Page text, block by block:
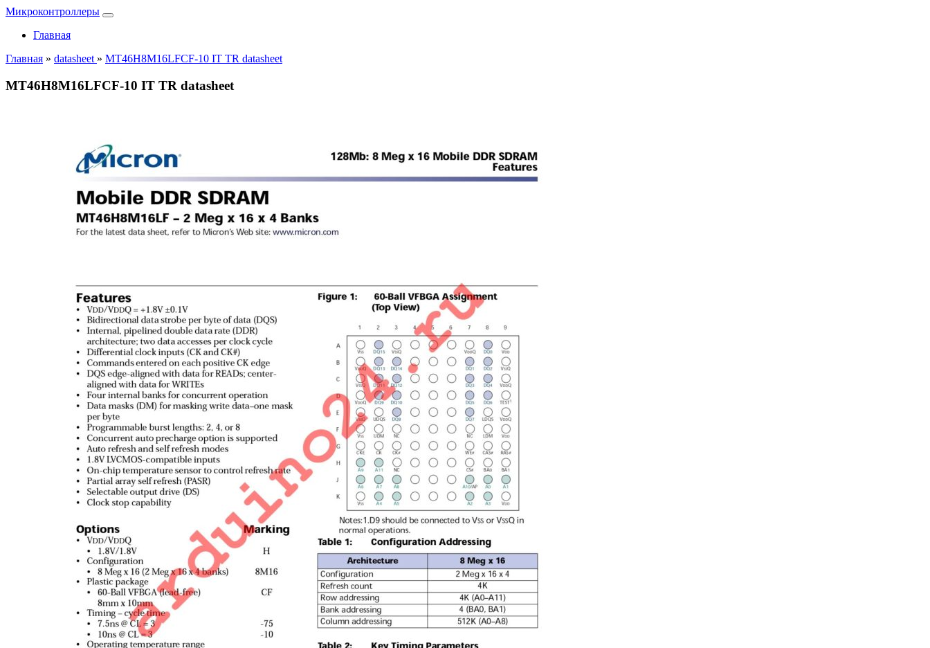
Микроконтроллеры
Главная
Главная » datasheet » MT46H8M16LFCF-10 IT TR datasheet
MT46H8M16LFCF-10 IT TR datasheet